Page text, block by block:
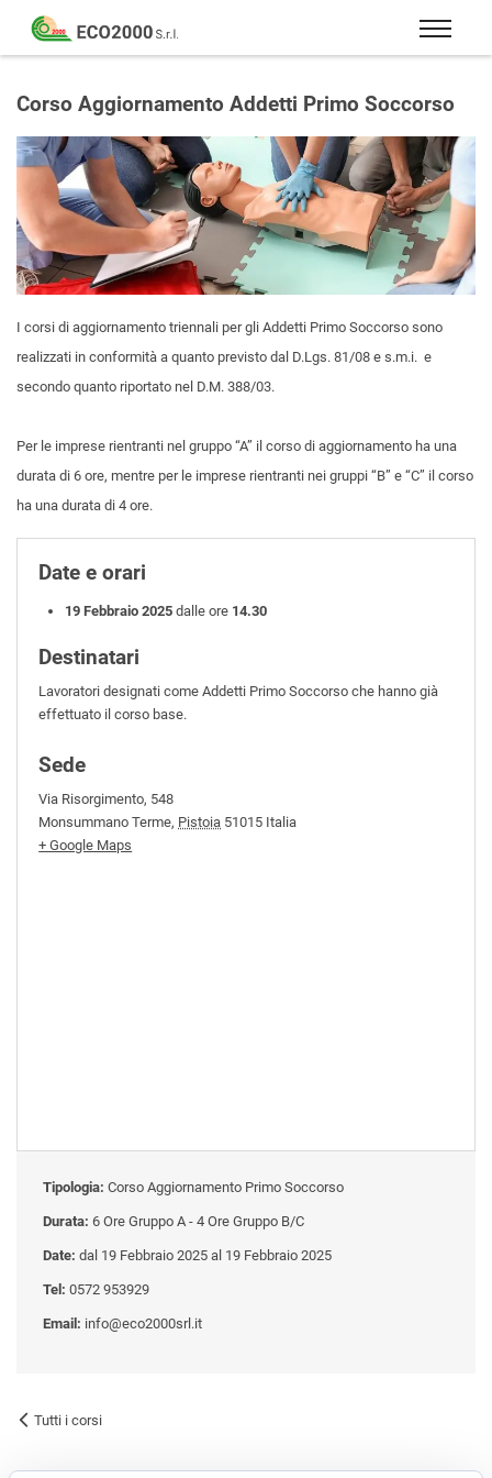
Eco
2000
Formazione
consulenza
per
la
sicurezza
sul
lavoro
–
81/08
Corso Aggiornamento Addetti Primo Soccorso
I corsi di aggiornamento triennali per gli Addetti Primo Soccorso sono
realizzati in conformità a quanto previsto dal D.Lgs. 81/08 e s.m.i. e
secondo quanto riportato nel D.M. 388/03.
Per le imprese rientranti nel gruppo “A” il corso di aggiornamento ha una
durata di 6 ore, mentre per le imprese rientranti nei gruppi “B” e “C” il corso
ha una durata di 4 ore.
Date e orari
19 Febbraio 2025 dalle ore 14.30
Destinatari
Lavoratori designati come Addetti Primo Soccorso che hanno già
effettuato il corso base.
Sede
Via Risorgimento, 548
Monsummano Terme, Pistoia 51015 Italia
+ Google Maps
Tipologia: Corso Aggiornamento Primo Soccorso
Durata: 6 Ore Gruppo A - 4 Ore Gruppo B/C
Date: dal 19 Febbraio 2025 al 19 Febbraio 2025
Tel: 0572 953929
Email: info@eco2000srl.it
Tutti i corsi